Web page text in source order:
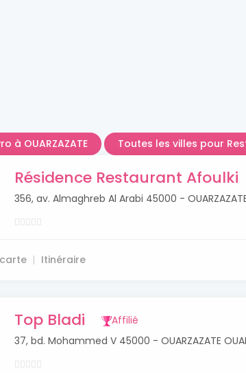
à OUARZAZATE Toutes les villes pour
Résidence Restaurant Afoulki
356, av. Almaghreb Al Arabi 45000 - OUARZAZATE
Itinéraire
Top Bladi
Affilié
37, bd. Mohammed V 45000 - OUARZAZATE